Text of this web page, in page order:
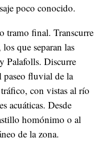
poco conocido.
tramo final. Transcurre
que separan las
Palafolls. Discurre
paseo fluvial de la
con vistas al río
acuáticas. Desde
homónimo o al
de la zona.